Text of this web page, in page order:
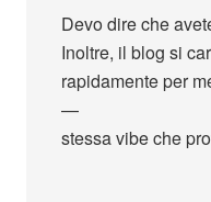
Devo dire che
Inoltre, il blog si
rapidamente per
—
stessa vibe che